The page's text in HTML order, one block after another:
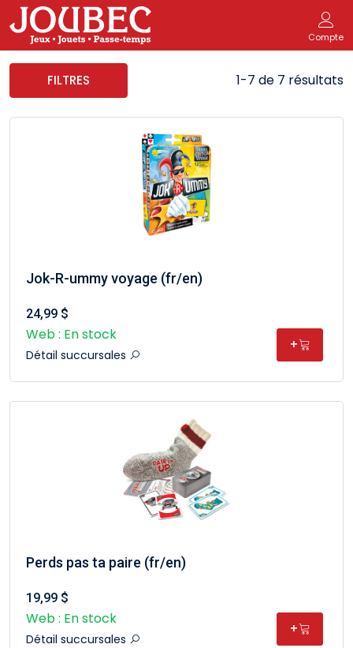
Compte
FILTRES 1-7 de 7 résultats
Jok-R-ummy voyage (fr/en)
24,99 $
Web : En stock
Détail succursales
+
Perds pas ta paire (fr/en)
19,99 $
Web : En stock
Détail succursales
+